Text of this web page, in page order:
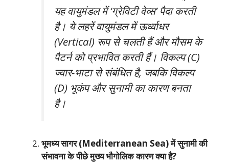
यह वायुमंडल में ‘ग्रेविटी वेव्स’ पैदा करती
है। ये लहरें वायुमंडल में ऊर्ध्वाधर
(Vertical) रूप से चलती हैं और मौसम के
पैटर्न को प्रभावित करती हैं। विकल्प (C)
ज्वार-भाटा से संबंधित है, जबकि विकल्प
(D) भूकंप और सुनामी का कारण बनता
है।
भूमध्य सागर (Mediterranean Sea) में सुनामी की
संभावना के पीछे मुख्य भौगोलिक कारण क्या है?